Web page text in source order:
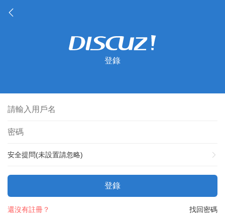
登錄
安全提問(未設置請忽略)
登錄
找回密碼
還沒有註冊？